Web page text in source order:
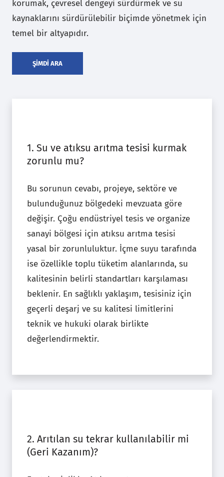
korumak, çevresel dengeyi sürdürmek ve su
kaynaklarını sürdürülebilir biçimde yönetmek için
temel bir altyapıdır.
ŞİMDİ ARA
1. Su ve atıksu arıtma tesisi kurmak
zorunlu mu?
Bu sorunun cevabı, projeye, sektöre ve
bulunduğunuz bölgedeki mevzuata göre
değişir. Çoğu endüstriyel tesis ve organize
sanayi bölgesi için atıksu arıtma tesisi
yasal bir zorunluluktur. İçme suyu tarafında
ise özellikle toplu tüketim alanlarında, su
kalitesinin belirli standartları karşılaması
beklenir. En sağlıklı yaklaşım, tesisiniz için
geçerli deşarj ve su kalitesi limitlerini
teknik ve hukuki olarak birlikte
değerlendirmektir.
2. Arıtılan su tekrar kullanılabilir mi
(Geri Kazanım)?